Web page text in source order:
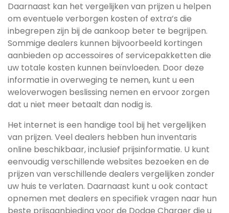
Daarnaast kan het vergelijken van prijzen u helpen
om eventuele verborgen kosten of extra’s die
inbegrepen zijn bij de aankoop beter te begrijpen.
Sommige dealers kunnen bijvoorbeeld kortingen
aanbieden op accessoires of servicepakketten die
uw totale kosten kunnen beïnvloeden. Door deze
informatie in overweging te nemen, kunt u een
weloverwogen beslissing nemen en ervoor zorgen
dat u niet meer betaalt dan nodig is.
Het internet is een handige tool bij het vergelijken
van prijzen. Veel dealers hebben hun inventaris
online beschikbaar, inclusief prijsinformatie. U kunt
eenvoudig verschillende websites bezoeken en de
prijzen van verschillende dealers vergelijken zonder
uw huis te verlaten. Daarnaast kunt u ook contact
opnemen met dealers en specifiek vragen naar hun